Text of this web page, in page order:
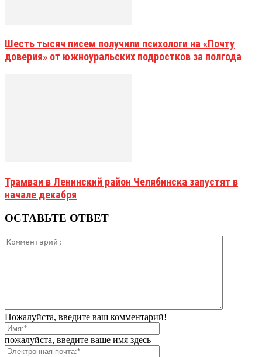
Шесть тысяч писем получили психологи на «Почту
доверия» от южноуральских подростков за полгода
Трамваи в Ленинский район Челябинска запустят в
начале декабря
ОСТАВЬТЕ ОТВЕТ
Пожалуйста, введите ваш комментарий!
пожалуйста, введите ваше имя здесь